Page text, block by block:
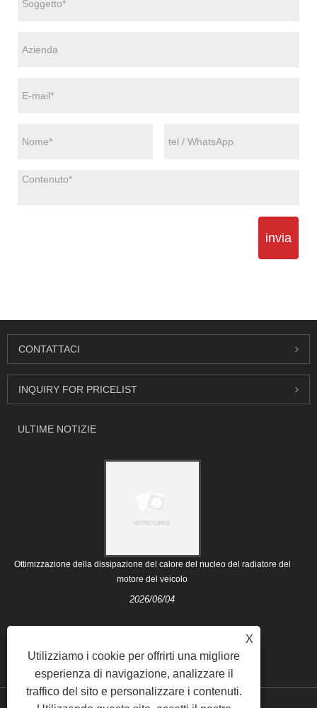
invia
CONTATTACI
INQUIRY FOR PRICELIST
ULTIME NOTIZIE
Ottimizzazione della dissipazione del calore del nucleo del radiatore del
motore del veicolo
2026/06/04
X
Utilizziamo i cookie per offrirti una migliore
esperienza di navigazione, analizzare il
traffico del sito e personalizzare i contenuti.